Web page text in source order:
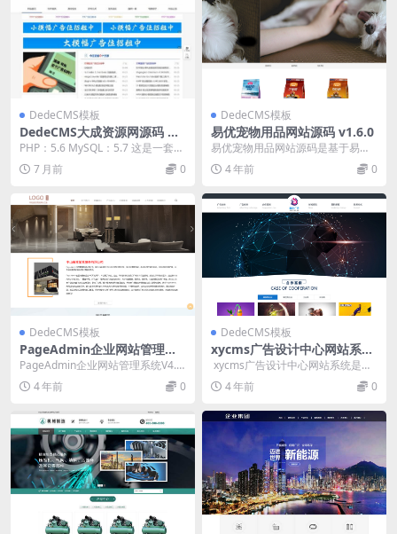
DedeCMS模板
DedeCMS大成资源网源码 小
刀娱乐网 善恶资源网 同款模
PHP：5.6 MySQL：5.7 这是一套用
DedeCMS 搭建的资源网，模...
7 月前 0
DedeCMS模板
易优宠物用品网站源码 v1.6.0
易优宠物用品网站源码是基于易优c
ms开发，非常适合宠物用品店、宠
物店、对产品及业...
4 年前 0
DedeCMS模板
PageAdmin企业网站管理系
统 v4.0.17
PageAdmin企业网站管理系统V4.
0，基于微软最新的MVC框架全新
开发，强...
4 年前 0
DedeCMS模板
xycms广告设计中心网站系统
v4.7
xycms广告设计中心网站系统是以
asp+access进行开发的广告...
4 年前 0